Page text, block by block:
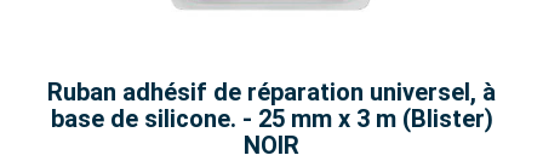
Ruban adhésif de réparation universel, à
base de silicone. - 25 mm x 3 m (Blister)
NOIR